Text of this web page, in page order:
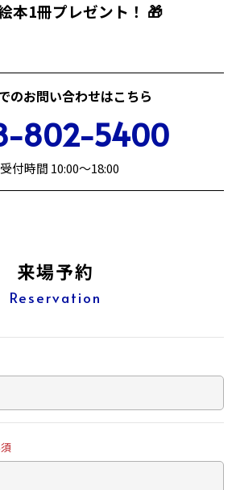
本1冊プレゼント！ 🎁
のお問い合わせはこちら
802-5400
受付時間 10:00〜18:00
来場予約
Reservation